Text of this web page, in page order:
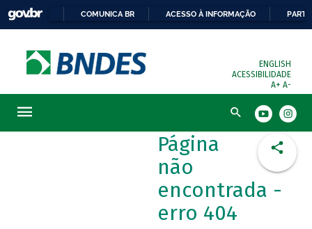
COMUNICA BR ACESSO À INFORMAÇÃO
ENGLISH
ACESSIBILIDADE
A+ A-
Busca
Página
não
encontrada -
erro 404